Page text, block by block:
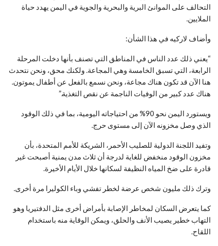
التحالف على الموانئ البرية والبحرية والجوية في اليمن يهدد حياة
الملايين.
وأضاف لاركيه في هذا الشأن:
“يعني ذلك عدد الناس في المناطق التي تصنف بأنها دخلت المرحلة
الرابعة، التي تسبق الخامسة وهي المجاعة. ولكنك محق، ونحن نتحدث
هنا الآن قد تكون هناك مجاعة، ونحن نسمع بالفعل عن أطفال يموتون.
هناك عدد كبير من الوفيات الناجمة عن نقص التغذية.”
ويستورد اليمن نحو 90% من احتياجاته اليومية، بما في ذلك الوقود
الذي وصل مخزونه الآن إلى مستوى حرج.
وتفيد اللجنة الدولية للصليب الأحمر، الشريكة للأمم المتحدة، بأن
مخزون الوقود منخفض للغاية لدرجة أن ثلاث مدن يمنية أصبحت غير
قادرة على ضخ المياه النظيفة لسكانها خلال الأيام الأخيرة.
وترك ذلك مليون شخص عرضة لخطر تفشي وباء الكوليرا مرة أخرى.
كما يتعرض السكان لمخاطر الإصابة بأمراض أخرى مثل الدفتيريا وهو
التهاب خطير يصيب الأنف والحلق، ويمكن الوقاية منه باستخدام
اللقاح.